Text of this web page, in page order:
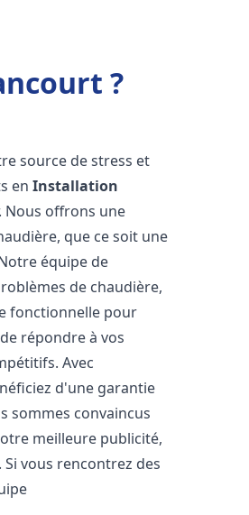
?
source de stress et
enInstallation
Nous offrons une
que ce soit une
équipe de
de chaudière,
fonctionnelle pour
répondre à vos
Avec
d'une garantie
sommes convaincus
meilleure publicité,
vous rencontrez des